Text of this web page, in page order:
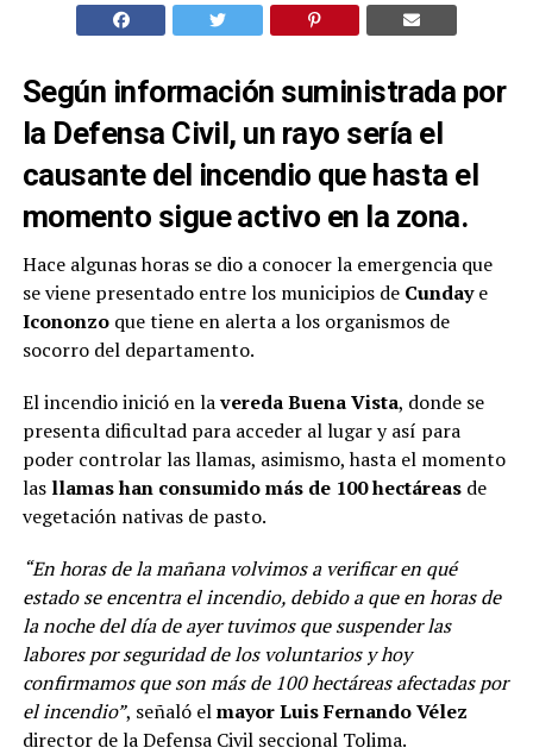
Según información suministrada por
la Defensa Civil, un rayo sería el
causante del incendio que hasta el
momento sigue activo en la zona.
Hace algunas horas se dio a conocer la emergencia que
se viene presentado entre los municipios de Cundaye
Icononzoque tiene en alerta a los organismos de
socorro del departamento.
El incendio inició en lavereda Buena Vista, donde se
presenta dificultad para acceder al lugar y así para
poder controlar las llamas, asimismo, hasta el momento
las llamas han consumido más de 100 hectáreas de
vegetación nativas de pasto.
“En horas de la mañana volvimos a verificar en qué
estado se encentra el incendio, debido a que en horas de
la noche del día de ayer tuvimos que suspender las
labores por seguridad de los voluntarios y hoy
confirmamos que son más de 100 hectáreas afectadas por
el incendio”, señaló elmayor Luis Fernando Vélez
director de la Defensa Civil seccional Tolima.